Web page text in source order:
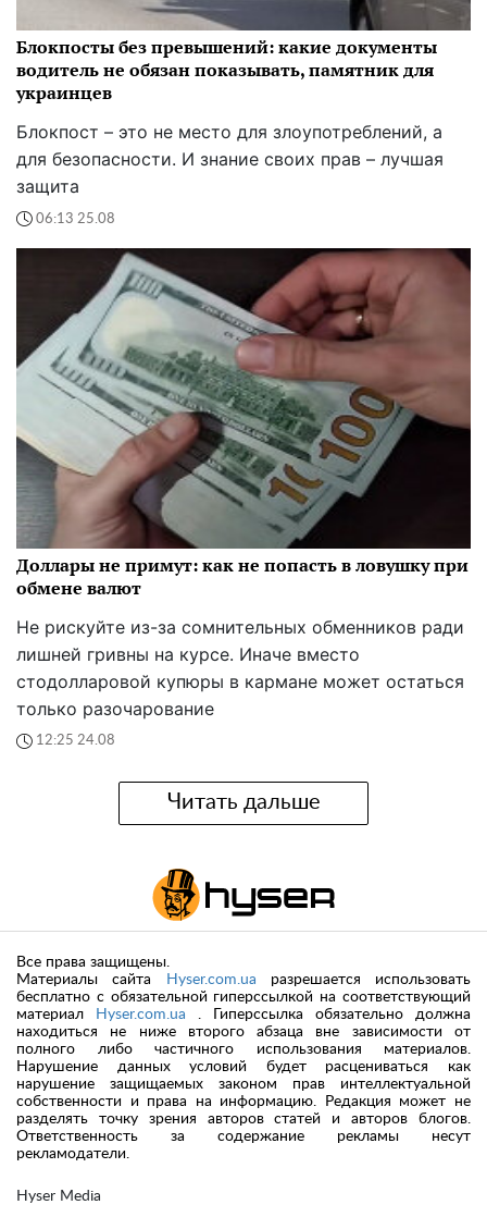
Блокпосты без превышений: какие документы
водитель не обязан показывать, памятник для
украинцев
Блокпост – это не место для злоупотреблений, а
для безопасности. И знание своих прав – лучшая
защита
06:13 25.08
Доллары не примут: как не попасть в ловушку при
обмене валют
Не рискуйте из-за сомнительных обменников ради
лишней гривны на курсе. Иначе вместо
стодолларовой купюры в кармане может остаться
только разочарование
12:25 24.08
Читать дальше
Hyser Media
Все права защищены.
Материалы сайта
Hyser.com.ua разрешается использовать
бесплатно с обязательной гиперссылкой на соответствующий
материал
Hyser.com.ua . Гиперссылка обязательно должна
находиться не ниже второго абзаца вне зависимости от
полного либо частичного использования материалов.
Нарушение данных условий будет расцениваться как
нарушение защищаемых законом прав интеллектуальной
собственности и права на информацию. Редакция может не
разделять точку зрения авторов статей и авторов блогов.
Ответственность за содержание рекламы несут
рекламодатели.